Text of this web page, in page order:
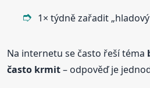
1× týdně zařadit
Na internetu se často řeší téma
často krmit– odpověď je